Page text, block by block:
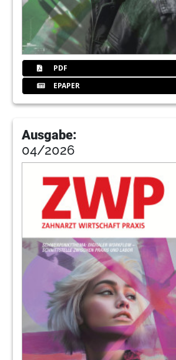
FUNDAMENTAL®
Arnold + Osten KG
67EMS Electro Medical Systems
68
Gabriele Münzer
70Produkte
Redaktion
Praxis: „Last Minute-QM“
Thomas Malik
76
Praxis: Landzahnärztin Frau
modern und erfolgreich
Dr. Stefanie Haug-Grimm
Anwenderbericht: Bissnahme
Bissgabe und wo liegt der
Farina Blattner, ZTM Wolfgang
80Praxis: Ätzen, Intensivtrocknen,
PDF
EPAPER
Ausgabe:
04/2026